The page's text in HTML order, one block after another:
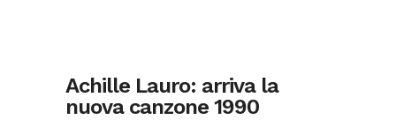
Achille Lauro: arriva la
nuova canzone 1990